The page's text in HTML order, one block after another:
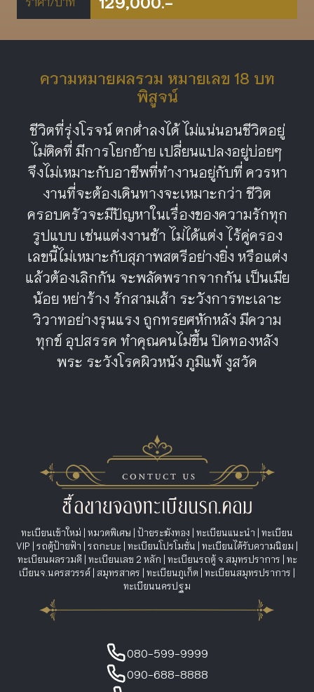
ความหมายผลรวม หมายเลข 18 บท
พิสูจน์
ชีวิตที่รุ่งโรจน์ ตกต่ำลงได้ ไม่แน่นอนชีวิตอยู่
ไม่ติดที่ มีการโยกย้าย เปลี่ยนแปลงอยู่บ่อยๆ
จึงไม่เหมาะกับอาชีพที่ทำงานอยู่กับที่ ควรหา
งานที่จะต้องเดินทางจะเหมาะกว่า ชีวิต
ครอบครัวจะมีปัญหาในเรื่องของความรักทุก
รูปแบบ เช่นแต่งงานช้า ไม่ได้แต่ง ไร้คู่ครอง
เลขนี้ไม่เหมาะกับสุภาพสตรีอย่างยิ่ง หรือแต่ง
แล้วต้องเลิกกัน จะพลัดพรากจากกัน เป็นเมีย
น้อย หย่าร้าง รักสามเส้า ระวังการทะเลาะ
วิวาทอย่างรุนแรง ถูกทรยศหักหลัง มีความ
ทุกข์ อุปสรรค ทำคุณคนไม่ขึ้น ปิดทองหลัง
พระ ระวังโรคผิวหนัง ภูมิแพ้ งูสวัด
ทะเบียนเข้าใหม่ | หมวดพิเศษ | ป้ายระฆังทอง | ทะเบียนแนะนำ | ทะเบียน
VIP | รถตู้ป้ายฟ้า | รถกะบะ | ทะเบียนโปรโมชั่น | ทะเบียนได้รับความนิยม |
ทะเบียนผลรวมดี | ทะเบียนเลข 2 หลัก | ทะเบียนรถตู้ จ.สมุทรปราการ | ทะ
เบียนจ.นครสวรรค์ | สมุทรสาคร | ทะเบียนภูเก็ต | ทะเบียนสมุทรปราการ |
ทะเบียนนครปฐม
080-599-9999
090-688-8888